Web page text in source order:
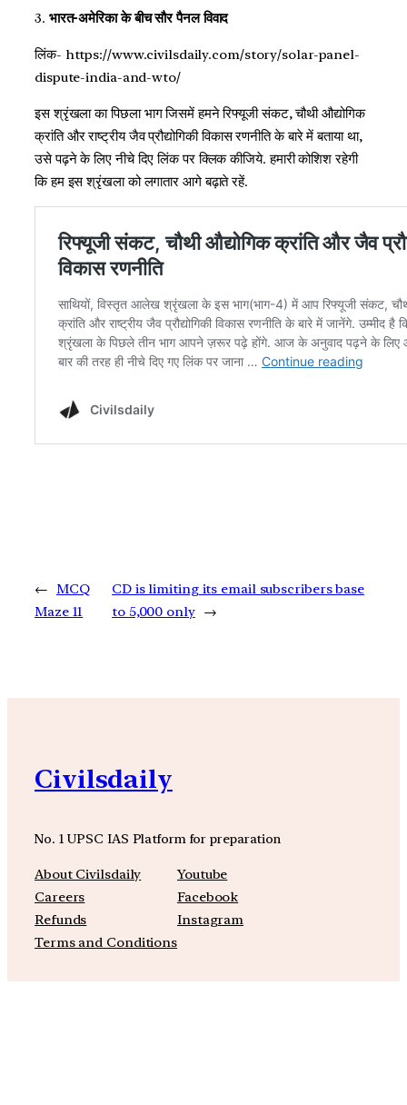
3. भारत-अमेरिका के बीच सौर पैनल विवाद
लिंक- https://www.civilsdaily.com/story/solar-panel-
dispute-india-and-wto/
इस श्रृंखला का पिछला भाग जिसमें हमने रिफ्यूजी संकट, चौथी औद्योगिक
क्रांति और राष्ट्रीय जैव प्रौद्योगिकी विकास रणनीति के बारे में बताया था,
उसे पढ़ने के लिए नीचे दिए लिंक पर क्लिक कीजिये. हमारी कोशिश रहेगी
कि हम इस श्रृंखला को लगातार आगे बढ़ाते रहें.
← MCQ
Maze 11
CD is limiting its email subscribers base
to 5,000 only →
Civilsdaily
No. 1 UPSC IAS Platform for preparation
About Civilsdaily
Careers
Refunds
Terms and Conditions
Youtube
Facebook
Instagram